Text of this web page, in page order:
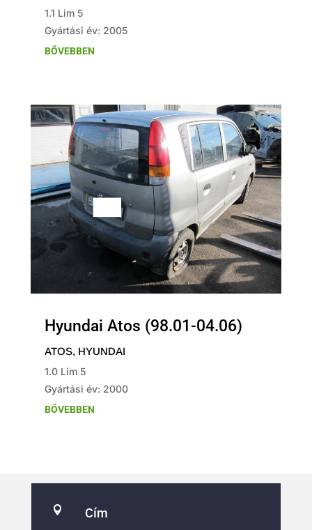
1.1 Lim 5
Gyártási év: 2005
BŐVEBBEN
Hyundai Atos (98.01-04.06)
ATOS, HYUNDAI
1.0 Lim 5
Gyártási év: 2000
BŐVEBBEN
 Cím